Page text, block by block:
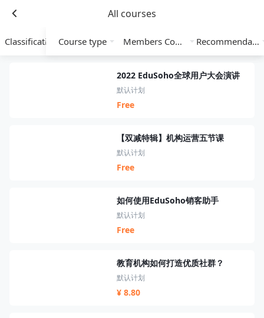
All courses
Classification Course type Members Course Recommendation
2022 EduSoho全球用户大会演讲
默认计划
Free
【双减特辑】机构运营五节课
默认计划
Free
如何使用EduSoho销客助手
默认计划
Free
教育机构如何打造优质社群？
默认计划
¥ 8.80